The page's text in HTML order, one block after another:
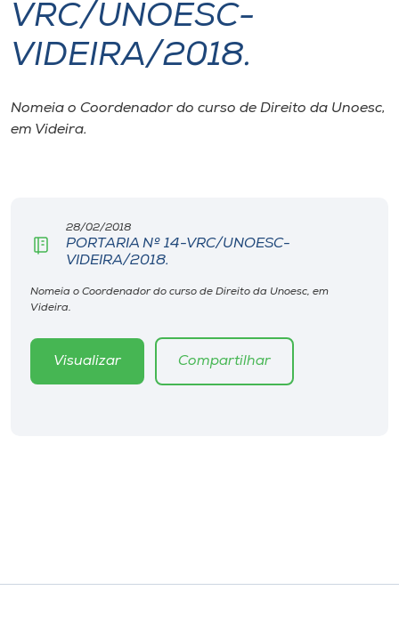
I.nova
Cultura
Biblioteca
Editora
Rádio
VRC/UNOESC-
VIDEIRA/2018.
Nomeia o Coordenador do curso de Direito da Unoesc,
em Videira.
28/02/2018
PORTARIA Nº 14-VRC/UNOESC-
VIDEIRA/2018.
Nomeia o Coordenador do curso de Direito da Unoesc, em
Videira.
Visualizar Compartilhar